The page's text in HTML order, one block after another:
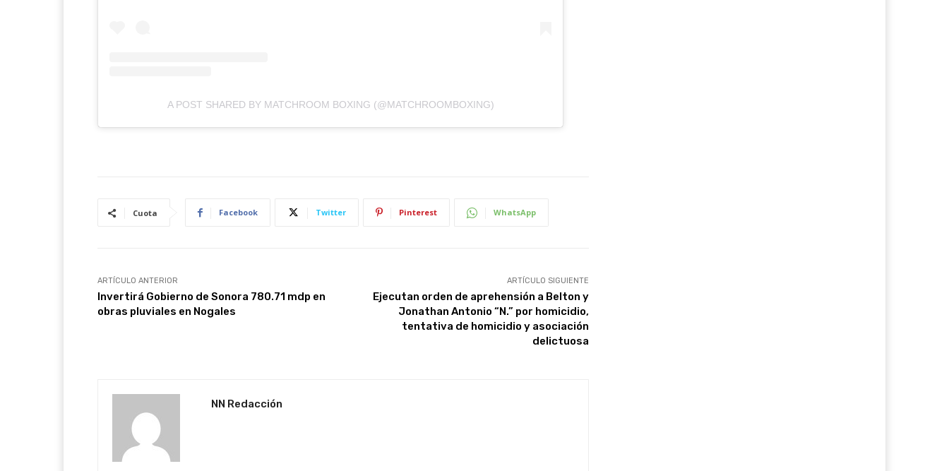
A POST SHARED BY MATCHROOM BOXING (@MATCHROOMBOXING)
Cuota Facebook Twitter Pinterest WhatsApp
ARTÍCULO ANTERIOR
Invertirá Gobierno de Sonora 780.71 mdp en
obras pluviales en Nogales
ARTÍCULO SIGUIENTE
Ejecutan orden de aprehensión a Belton y
Jonathan Antonio “N.” por homicidio,
tentativa de homicidio y asociación
delictuosa
NN Redacción